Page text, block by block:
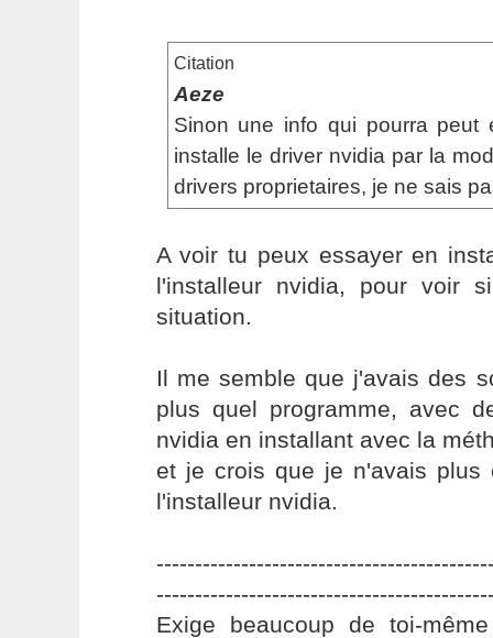
Citation
Aeze
Sinon une info qui pourra peut
installe le driver nvidia par la
drivers proprietaires, je ne sais
A voir tu peux essayer en
l'installeur nvidia, pour voir
situation.
Il me semble que j'avais des
plus quel programme, avec
nvidia en installant avec la
et je crois que je n'avais plus
l'installeur nvidia.
Exige beaucoup de toi-